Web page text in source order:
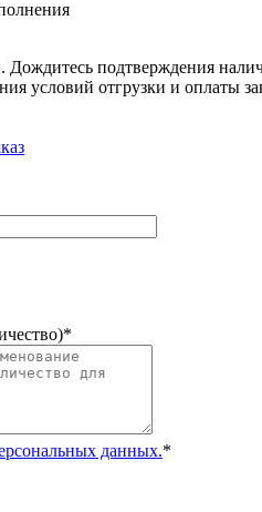
подтверждения
условий отгрузки и оплаты
*
данных.*